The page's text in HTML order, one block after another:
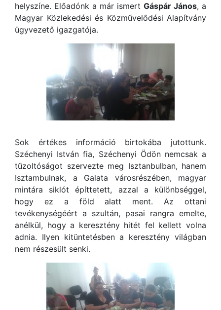
helyszíne. Előadónk a már ismert Gáspár János, a
Magyar Közlekedési és Közművelődési Alapítvány
ügyvezető igazgatója.
Sok értékes információ birtokába jutottunk.
Széchenyi István fia, Széchenyi Ödön nemcsak a
tűzoltóságot szervezte meg Isztanbulban, hanem
Isztambulnak, a Galata városrészében, magyar
mintára siklót építtetett, azzal a különbséggel,
hogy ez a föld alatt ment. Az ottani
tevékenységéért a szultán, pasai rangra emelte,
anélkül, hogy a keresztény hitét fel kellett volna
adnia. Ilyen kitüntetésben a keresztény világban
nem részesült senki.